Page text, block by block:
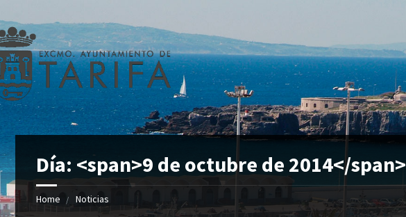
Día: <span>9 de octubre de 2014</span>
Home Noticias